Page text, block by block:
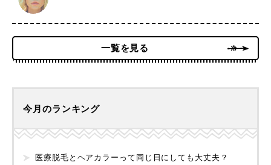
一覧を見る
今月のランキング
医療脱毛とヘアカラーって同じ日にしても大丈夫？